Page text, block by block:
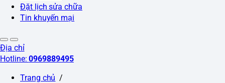
Đặt lịch sửa chữa
Tin khuyến mại
Địa chỉ
Hotline:0969889495
Trang chủ /